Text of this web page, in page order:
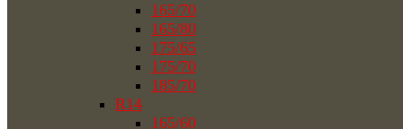
165/70
165/80
175/65
175/70
185/70
R14
165/60